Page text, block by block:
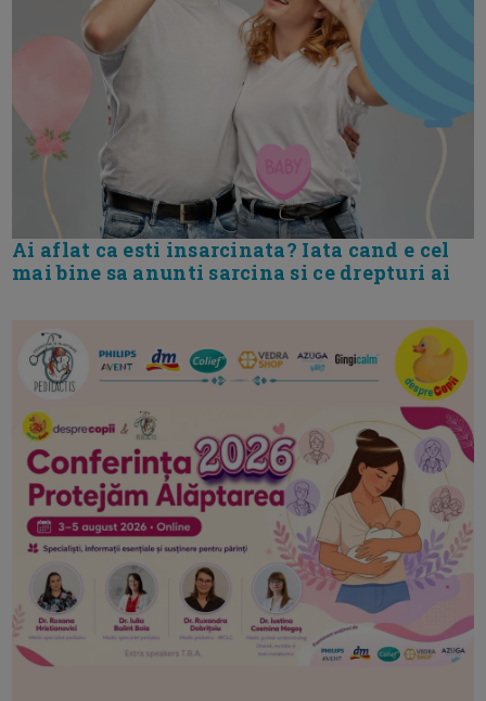
Ai aflat ca esti insarcinata? Iata cand e cel
mai bine sa anunti sarcina si ce drepturi ai